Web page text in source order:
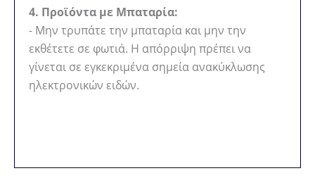
4. Προϊόντα με Μπαταρία:
- Μην τρυπάτε την μπαταρία και μην την
εκθέτετε σε φωτιά. Η απόρριψη πρέπει να
γίνεται σε εγκεκριμένα σημεία ανακύκλωσης
ηλεκτρονικών ειδών.